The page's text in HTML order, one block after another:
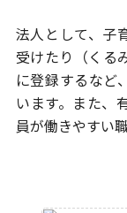
法人として、子
受けたり
（く
に登録するなど
います。また、
員が働きやすい